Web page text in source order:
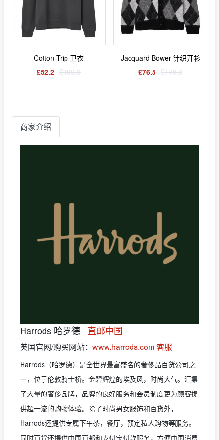
Cotton Trip 卫衣
£52.2 £109.0
Jacquard Bower 针织开衫
£76.5 £179.0
商家介绍
Harrods 哈罗德 直邮中国
英国官网/购买网站： www.harrods.com客服
Harrods（哈罗德）是全世界最富盛名的奢侈品百货公司之
一，位于伦敦骑士桥。金碧辉煌的埃及风，时尚大气。汇集
了大量的奢侈品牌，品牌的良好服务和会员制度更为顾客提
供超一流的购物体验。除了时尚男女服饰和百货外，
Harrods还提供专属下午茶，餐厅，预定私人购物等服务。
同时百货还提供中国直邮和支付宝付款服务，方便中国消费